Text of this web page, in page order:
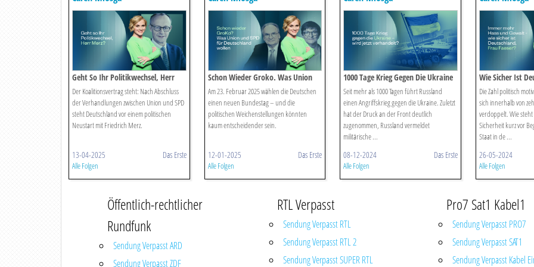
Geht So Ihr Politikwechsel, Herr
Merz.
Der Koalitionsvertrag steht: Nach Abschluss
der Verhandlungen zwischen Union und SPD
steht Deutschland vor einem politischen
Neustart mit Friedrich Merz.
13-04-2025 Das Erste
Alle Folgen
Schon Wieder Groko. Was Union
Und Spd Für Deutschland Wollen
Am 23. Februar 2025 wählen die Deutschen
einen neuen Bundestag – und die
politischen Weichenstellungen könnten
kaum entscheidender sein.
12-01-2025 Das Erste
Alle Folgen
1000 Tage Krieg Gegen Die Ukraine
– Wird Jetzt Verhandelt.
Seit mehr als 1000 Tagen führt Russland
einen Angriffskrieg gegen die Ukraine. Zuletzt
hat der Druck an der Front deutlich
zugenommen, Russland vermeldet
militärische ...
08-12-2024 Das Erste
Alle Folgen
Wie Sicher Ist
Faeser.
Die Zahl politisch
sich innerhalb von
verdoppelt. Wie
Sicherheit kurz vor
Staat in de ...
26-05-2024
Alle Folgen
Öffentlich-rechtlicher
Rundfunk
Sendung Verpasst ARD
Sendung Verpasst ZDF
RTL Verpasst
Sendung Verpasst RTL
Sendung Verpasst RTL 2
Sendung Verpasst SUPER RTL
Pro7 Sat1 Kabel1
Sendung Verpasst PRO7
Sendung Verpasst SAT1
Sendung Verpasst Kabel